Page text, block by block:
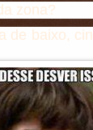
zona?
de baixo,